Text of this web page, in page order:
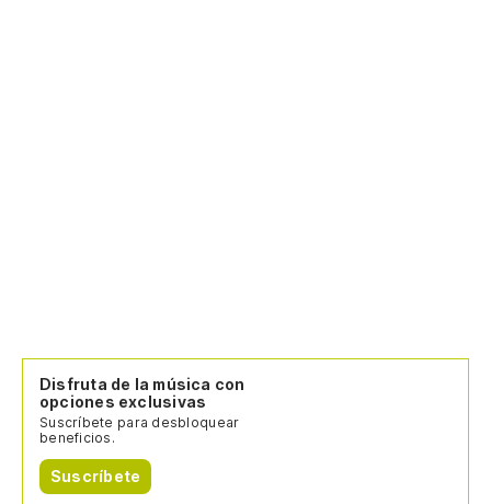
Disfruta de la música con
opciones exclusivas
Suscríbete para desbloquear
beneficios.
Suscríbete